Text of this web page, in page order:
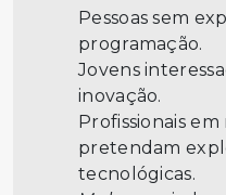
Pessoas sem
programação.
Jovens
inovação.
Profissionais
pretendam
tecnológicas.